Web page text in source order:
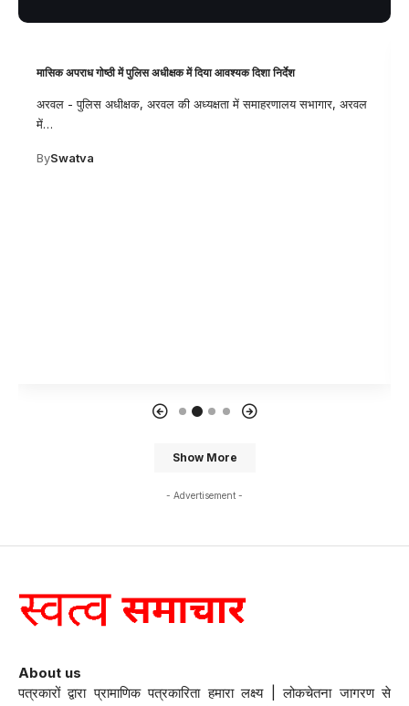
मासिक अपराध गोष्ठी में पुलिस अधीक्षक में दिया आवश्यक दिशा निर्देश
अरवल - पुलिस अधीक्षक, अरवल की अध्यक्षता में समाहरणालय सभागार, अरवल
में…
BySwatva
Show More
- Advertisement -
About us
पत्रकारों द्वारा प्रामाणिक पत्रकारिता हमारा लक्ष्य | लोकचेतना जागरण से